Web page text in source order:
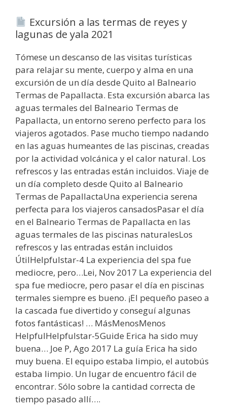
Excursión a las termas de reyes y
lagunas de yala 2021
Tómese un descanso de las visitas turísticas
para relajar su mente, cuerpo y alma en una
excursión de un día desde Quito al Balneario
Termas de Papallacta. Esta excursión abarca las
aguas termales del Balneario Termas de
Papallacta, un entorno sereno perfecto para los
viajeros agotados. Pase mucho tiempo nadando
en las aguas humeantes de las piscinas, creadas
por la actividad volcánica y el calor natural. Los
refrescos y las entradas están incluidos. Viaje de
un día completo desde Quito al Balneario
Termas de PapallactaUna experiencia serena
perfecta para los viajeros cansadosPasar el día
en el Balneario Termas de Papallacta en las
aguas termales de las piscinas naturalesLos
refrescos y las entradas están incluidos
ÚtilHelpfulstar-4 La experiencia del spa fue
mediocre, pero…Lei, Nov 2017 La experiencia del
spa fue mediocre, pero pasar el día en piscinas
termales siempre es bueno. ¡El pequeño paseo a
la cascada fue divertido y conseguí algunas
fotos fantásticas! … MásMenosMenos
HelpfulHelpfulstar-5Guide Erica ha sido muy
buena… Joe P, Ago 2017 La guía Erica ha sido
muy buena. El equipo estaba limpio, el autobús
estaba limpio. Un lugar de encuentro fácil de
encontrar. Sólo sobre la cantidad correcta de
tiempo pasado allí….